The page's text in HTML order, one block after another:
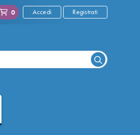
0 Accedi Registrati